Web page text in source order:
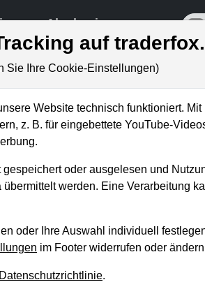
Akademie
für die große
auf
Sie Ihre Cookie-Einstellungen)
Website technisch funktioniert.
z. B. für eingebettete YouTube-
oder ausgelesen und
werden. Eine Verarbeitung
oder Ihre Auswahl individuell
im Footer widerrufen oder
Datenschutzrichtlinie.